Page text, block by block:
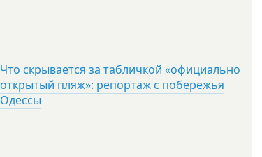
Что скрывается за табличкой «официально
открытый пляж»: репортаж с побережья
Одессы